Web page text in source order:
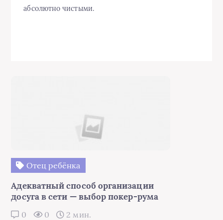
абсолютно чистыми.
Отец ребёнка
Адекватный способ организации
досуга в сети — выбор покер-рума
0 0 2 мин.